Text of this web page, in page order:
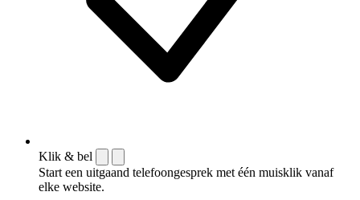
Klik & bel
Start een uitgaand telefoongesprek met één muisklik vanaf
elke website.